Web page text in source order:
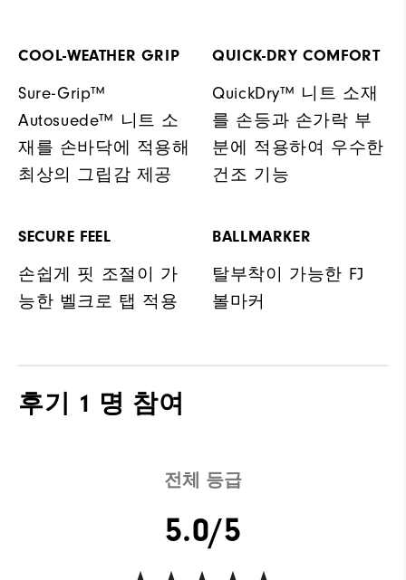
COOL-WEATHER GRIP
Sure-Grip™
Autosuede™ 니트 소
재를 손바닥에 적용해
최상의 그립감 제공
QUICK-DRY COMFORT
QuickDry™ 니트 소재
를 손등과 손가락 부
분에 적용하여 우수한
건조 기능
SECURE FEEL
손쉽게 핏 조절이 가
능한 벨크로 탭 적용
BALLMARKER
탈부착이 가능한 FJ
볼마커
후기 1 명 참여
전체 등급
5.0/5